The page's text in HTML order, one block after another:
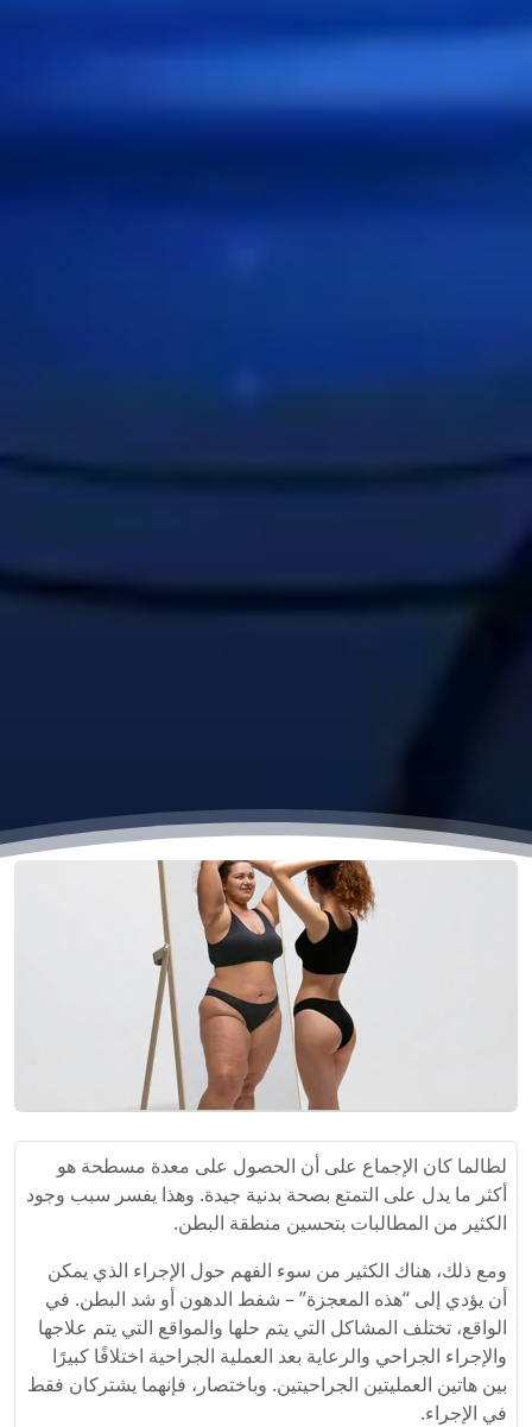
لطالما كان الإجماع على أن الحصول على معدة مسطحة هو
أكثر ما يدل على التمتع بصحة بدنية جيدة. وهذا يفسر سبب وجود
الكثير من المطالبات بتحسين منطقة البطن.
ومع ذلك، هناك الكثير من سوء الفهم حول الإجراء الذي يمكن
أن يؤدي إلى “هذه المعجزة” – شفط الدهون أو شد البطن. في
الواقع، تختلف المشاكل التي يتم حلها والمواقع التي يتم علاجها
والإجراء الجراحي والرعاية بعد العملية الجراحية اختلافًا كبيرًا
بين هاتين العمليتين الجراحيتين. وباختصار، فإنهما يشتركان فقط
في الإجراء.